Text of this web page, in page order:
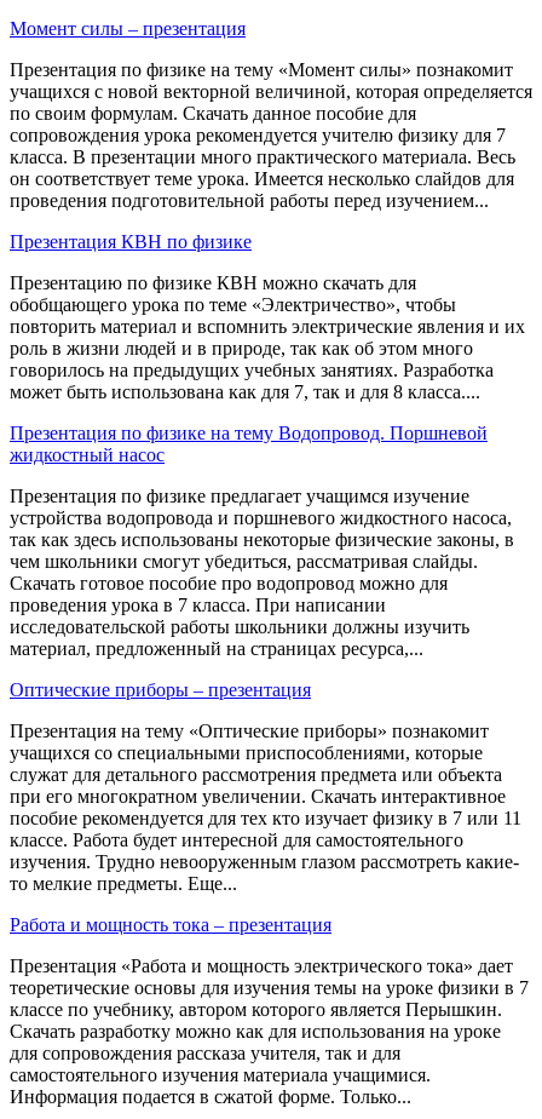
Момент силы – презентация
Презентация по физике на тему «Момент силы» познакомит
учащихся с новой векторной величиной, которая определяется
по своим формулам. Скачать данное пособие для
сопровождения урока рекомендуется учителю физику для 7
класса. В презентации много практического материала. Весь
он соответствует теме урока. Имеется несколько слайдов для
проведения подготовительной работы перед изучением...
Презентация КВН по физике
Презентацию по физике КВН можно скачать для
обобщающего урока по теме «Электричество», чтобы
повторить материал и вспомнить электрические явления и их
роль в жизни людей и в природе, так как об этом много
говорилось на предыдущих учебных занятиях. Разработка
может быть использована как для 7, так и для 8 класса....
Презентация по физике на тему Водопровод. Поршневой
жидкостный насос
Презентация по физике предлагает учащимся изучение
устройства водопровода и поршневого жидкостного насоса,
так как здесь использованы некоторые физические законы, в
чем школьники смогут убедиться, рассматривая слайды.
Скачать готовое пособие про водопровод можно для
проведения урока в 7 класса. При написании
исследовательской работы школьники должны изучить
материал, предложенный на страницах ресурса,...
Оптические приборы – презентация
Презентация на тему «Оптические приборы» познакомит
учащихся со специальными приспособлениями, которые
служат для детального рассмотрения предмета или объекта
при его многократном увеличении. Скачать интерактивное
пособие рекомендуется для тех кто изучает физику в 7 или 11
классе. Работа будет интересной для самостоятельного
изучения. Трудно невооруженным глазом рассмотреть какие-
то мелкие предметы. Еще...
Работа и мощность тока – презентация
Презентация «Работа и мощность электрического тока» дает
теоретические основы для изучения темы на уроке физики в 7
классе по учебнику, автором которого является Перышкин.
Скачать разработку можно как для использования на уроке
для сопровождения рассказа учителя, так и для
самостоятельного изучения материала учащимися.
Информация подается в сжатой форме. Только...